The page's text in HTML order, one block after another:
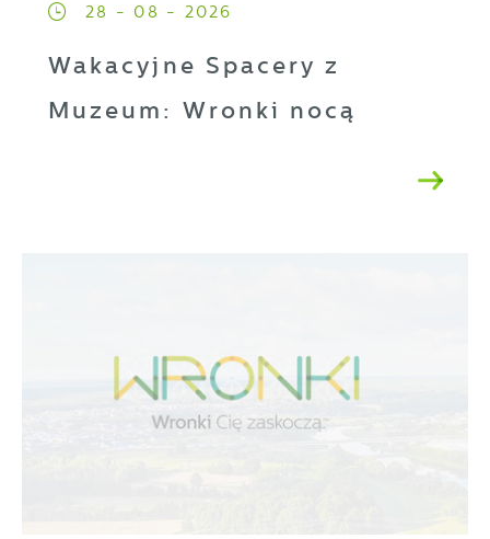
28 - 08 - 2026
Wakacyjne Spacery z
Muzeum: Wronki nocą